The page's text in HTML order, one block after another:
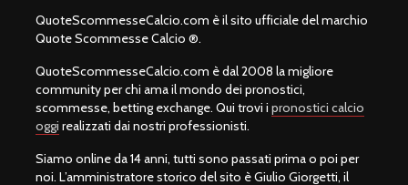
QuoteScommesseCalcio.com è il sito ufficiale del marchio
Quote Scommesse Calcio ®.
QuoteScommesseCalcio.com è dal 2008 la migliore
community per chi ama il mondo dei pronostici,
scommesse, betting exchange. Qui trovi i pronostici calcio
oggi realizzati dai nostri professionisti.
Siamo online da 14 anni, tutti sono passati prima o poi per
noi. L’amministratore storico del sito è Giulio Giorgetti, il